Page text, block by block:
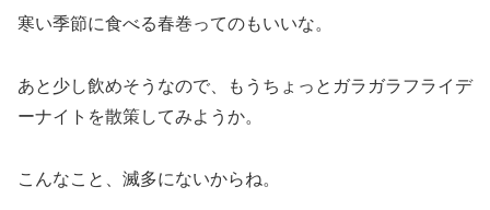
寒い季節に食べる春巻ってのもいいな。
あと少し飲めそうなので、もうちょっとガラガラフライデ
ーナイトを散策してみようか。
こんなこと、滅多にないからね。